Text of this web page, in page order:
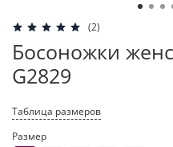
(2)
Босоножки
G2829
Таблица размеров
Размер